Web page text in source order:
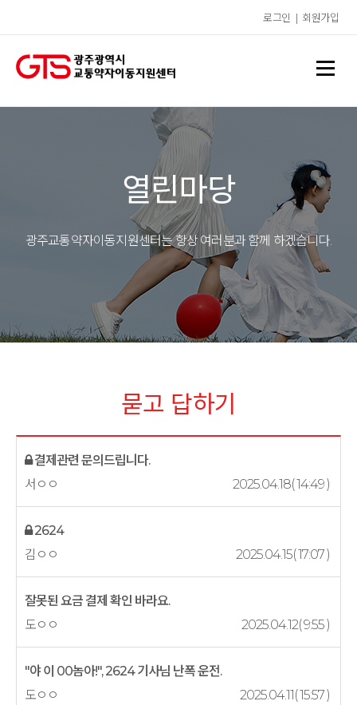
로그인 | 회원가입
열린마당
광주교통약자이동지원센터는 항상 여러분과 함께 하겠습니다.
묻고 답하기
결제관련 문의드립니다.
서ㅇㅇ
2025.04.18( 14:49 )
2624
김ㅇㅇ
2025.04.15( 17:07 )
잘못된 요금 결제 확인 바라요.
도ㅇㅇ
2025.04.12( 9:55 )
"야 이 00놈아!", 2624 기사님 난폭 운전.
도ㅇㅇ
2025.04.11( 15:57 )